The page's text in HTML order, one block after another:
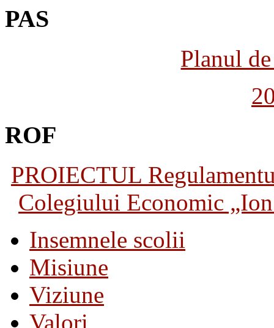
PAS
Planul
ROF
PROIECTUL
Colegiului Economic
Insemnele scolii
Misiune
Viziune
Valori